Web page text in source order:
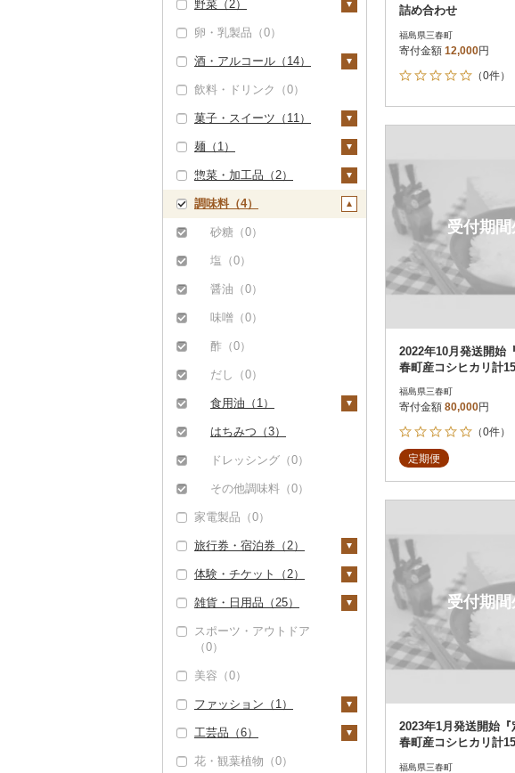
（0）
ぶどう・マスカット
梨（0）
マンゴー（0）
野菜（2）
いも（0）
トマト（0）
玉ねぎ（0）
ねぎ（0）
とうもろこし（0）
根菜（1）
人参（0）
大根（0）
自然薯（0）
レンコン（0）
にんにく・生姜（1）
その他根菜（0）
アスパラガス（0）
豆（0）
きのこ（0）
その他野菜（1）
山菜（0）
かぼちゃ（0）
茄子（0）
レタス（0）
その他野菜（1）
卵・乳製品（0）
酒・アルコール（14）
ビール・発泡酒（0）
日本酒（11）
純米大吟醸（3）
純米吟醸（3）
大吟醸（5）
吟醸（0）
その他日本酒（3）
焼酎（3）
芋焼酎（0）
麦焼酎（0）
米焼酎（0）
黒糖焼酎（0）
その他焼酎（3）
梅酒（2）
泡盛（0）
ワイン（0）
ウイスキー（0）
リキュール・洋酒
飲料・ドリンク（0）
菓子・スイーツ（11）
ケーキ（5）
クッキー（4）
焼き菓子（2）
プリン（0）
ゼリー（0）
チョコレート（0）
カステラ（0）
アイス・ジェラート
麺（1）
ラーメン（0）
うどん（0）
そば（0）
パスタ（0）
ひやむぎ（0）
そうめん（1）
その他麺（0）
惣菜・加工品（2）
惣菜（1）
餃子（0）
シュウマイ（0）
コロッケ（0）
その他惣菜（1）
カレー・シチュー
（0）
おせち（0）
その他加工品（1）
調味料（4）
砂糖（0）
塩（0）
醤油（0）
味噌（0）
酢（0）
だし（0）
食用油（1）
えごま油（0）
オリーブオイル（0）
ごま油（0）
その他食用油（1）
はちみつ（3）
ドレッシング（0）
その他調味料（0）
家電製品（0）
旅行券・宿泊券（2）
旅行券（0）
宿泊券（2）
体験・チケット（2）
PayPay商品券（0）
食事券（0）
用券（1）
水族館（0）
動物園（0）
釣り（0）
雑貨・日用品（25）
家具・インテリア（1
7）
タンス（0）
机・テーブル（5）
椅子・チェア・ソファ
寝具（0）
タオル（0）
文房具・印鑑（0）
食器（1）
スポーツ・アウトドア
（0）
美容（0）
ファッション（1）
鞄・バッグ（0）
洋服（1）
工芸品（6）
織物（0）
花・観葉植物（0）
詰め合わせ
福島県三春町
寄付金額 12,000円
（0件）
受付期間
2022年10月発送開始
春町産コシヒカリ計
福島県三春町
寄付金額 80,000円
（0件）
定期便
受付期間
2023年1月発送開始
春町産コシヒカリ計
福島県三春町